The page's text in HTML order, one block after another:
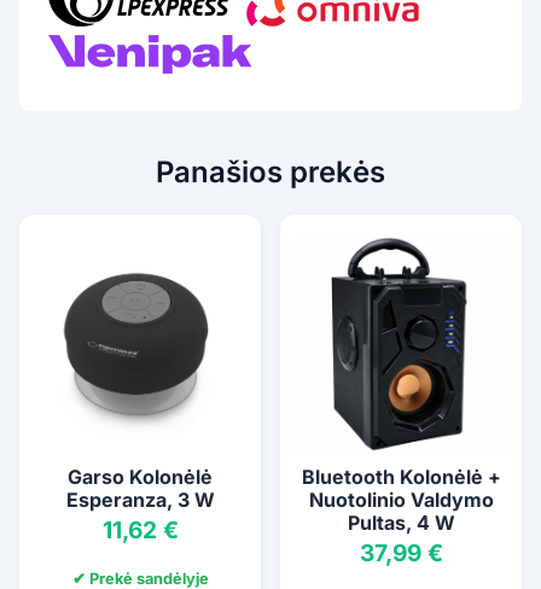
Panašios prekės
Garso Kolonėlė
Esperanza, 3 W
11,62 €
✔ Prekė sandėlyje
Bluetooth Kolonėlė +
Nuotolinio Valdymo
Pultas, 4 W
37,99 €